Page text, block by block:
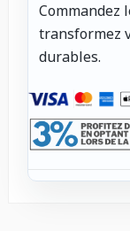
Commandez
transformez
durables.